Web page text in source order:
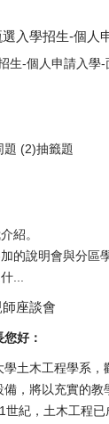
入學招生-個人
生-個人申請入學-
題 (2)抽籤題
紹。
的說明會與分區
...
座談會
好：
土木工程學系，
，將以充實的教
世紀，土木工程